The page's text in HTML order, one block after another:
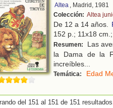
Altea , Madrid, 1981
Colección: Altea
De 12 a 14 años.
152 p.; 11x18
Resumen:
Las
la Dama de la
increíbles...
Temática: Edad
del 151 al 151 de 151